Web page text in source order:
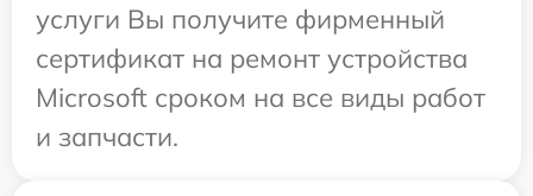
услуги Вы получите фирменный
сертификат на ремонт устройства
Microsoft сроком на все виды работ
и запчасти.